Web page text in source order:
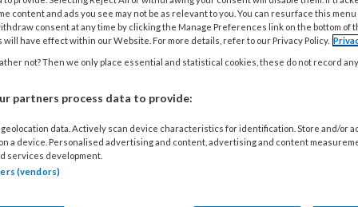
lezen dan kan dat natuurlijk ook. Om onderstaande pdf
abonnement.
nr. 1, februari 2024
kun je Podopost nr. 1-2024 lezen als doorbladerbare
lezen dan kan dat natuurlijk ook. Om onderstaande pdf
content and ads you see may not be as relevant to you. You can resurface this
consent at any time by clicking the Manage Preferences link on the bottom of
will have effect within our Website. For more details, refer to our Privacy Policy.
not? Then we only place essential and statistical cookies, these do not record
partners process data to provide:
data. Actively scan device characteristics for identification. Store and/or
a device. Personalised advertising and content, advertising and content
services development.
(vendors)